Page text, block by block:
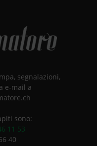
segnalazioni,
e-mail a
sono:
11 53
40